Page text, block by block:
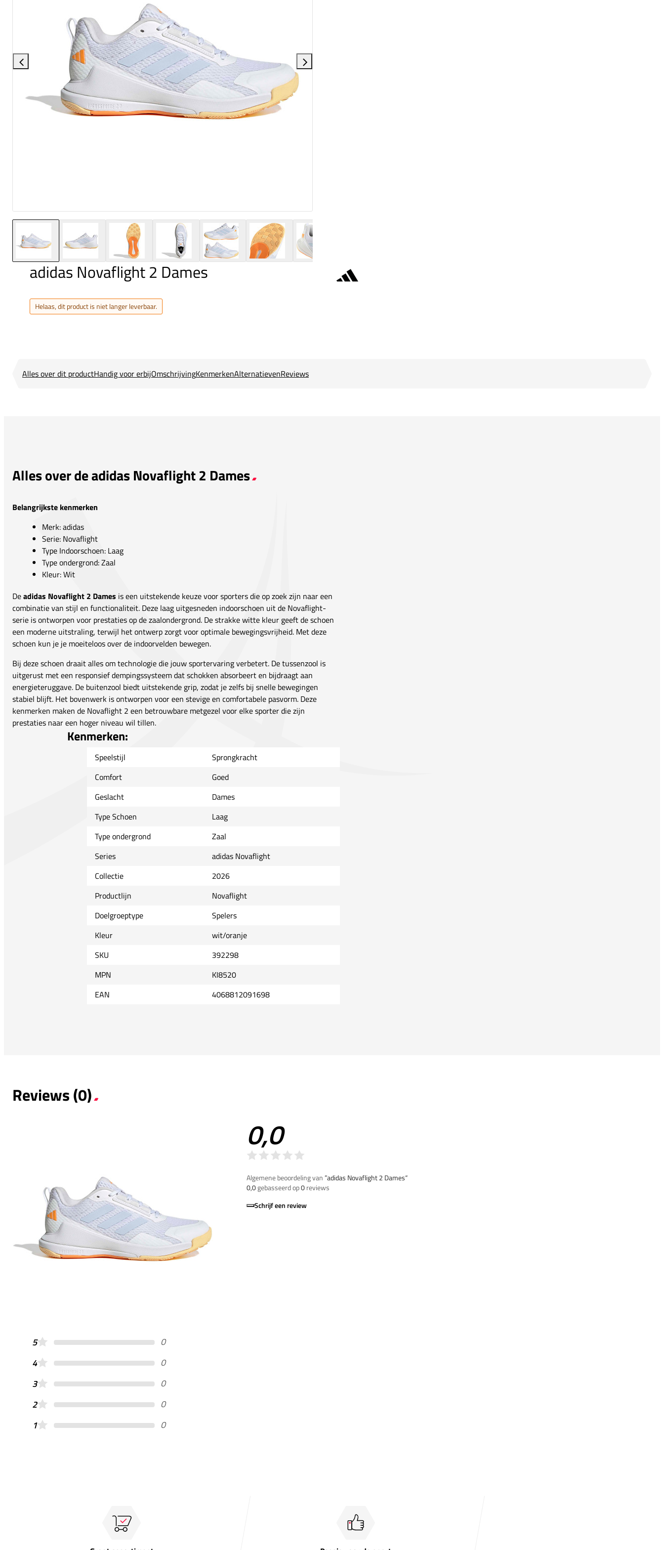
adidas Novaflight 2 Dames
Helaas, dit product is niet langer leverbaar.
Alles over dit productHandig voor erbijOmschrijvingKenmerkenAlternatievenReviews
Alles over de adidas Novaflight 2 Dames
Belangrijkste kenmerken
Merk: adidas
Serie: Novaflight
Type Indoorschoen: Laag
Type ondergrond: Zaal
Kleur: Wit
Deadidas Novaflight 2 Dames is een uitstekende keuze voor sporters die op zoek zijn naar een
combinatie van stijl en functionaliteit. Deze laag uitgesneden indoorschoen uit de Novaflight-
serie is ontworpen voor prestaties op de zaalondergrond. De strakke witte kleur geeft de schoen
een moderne uitstraling, terwijl het ontwerp zorgt voor optimale bewegingsvrijheid. Met deze
schoen kun je je moeiteloos over de indoorvelden bewegen.
Bij deze schoen draait alles om technologie die jouw sportervaring verbetert. De tussenzool is
uitgerust met een responsief dempingssysteem dat schokken absorbeert en bijdraagt aan
energieteruggave. De buitenzool biedt uitstekende grip, zodat je zelfs bij snelle bewegingen
stabiel blijft. Het bovenwerk is ontworpen voor een stevige en comfortabele pasvorm. Deze
kenmerken maken de Novaflight 2 een betrouwbare metgezel voor elke sporter die zijn
prestaties naar een hoger niveau wil tillen.
Kenmerken:
Speelstijl
Sprongkracht
Comfort
Goed
Geslacht
Dames
Type Schoen
Laag
Type ondergrond
Zaal
Series
adidas Novaflight
Collectie
2026
Productlijn
Novaflight
Doelgroeptype
Spelers
Kleur
wit/oranje
SKU
392298
MPN
KI8520
EAN
4068812091698
Reviews (0)
0,0
Algemene beoordeling van”adidas Novaflight 2 Dames“
0,0gebasseerd op0reviews
Schrijf een review
5
0
4
0
3
0
2
0
1
0